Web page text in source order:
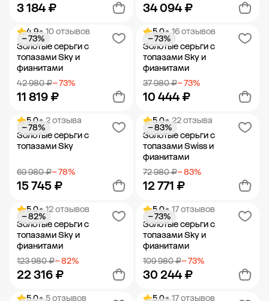
3 184 ₽
Добавить в корзину
34 094 ₽
Добавить в корзину
4.9• 10 отзывов
Золотые серьги с
топазами Sky и
фианитами
42 980 ₽− 73%
11 819 ₽
− 73%
Добавить в корзину
5.0• 16 отзывов
Золотые серьги с
топазами Sky и
фианитами
37 980 ₽− 73%
10 444 ₽
− 73%
Добавить в корзину
5.0• 2 отзыва
Золотые серьги с
топазами Sky
69 980 ₽− 78%
15 745 ₽
− 78%
Добавить в корзину
5.0• 22 отзыва
Золотые серьги с
топазами Swiss и
фианитами
72 980 ₽− 83%
12 771 ₽
− 83%
Добавить в корзину
5.0• 12 отзывов
Золотые серьги с
топазами Sky и
фианитами
123 980 ₽− 82%
22 316 ₽
− 82%
5.0• 17 отзывов
Золотые серьги с
топазами Sky и
фианитами
109 980 ₽− 73%
30 244 ₽
− 73%
5.0• 5 отзывов 5.0• 17 отзывов